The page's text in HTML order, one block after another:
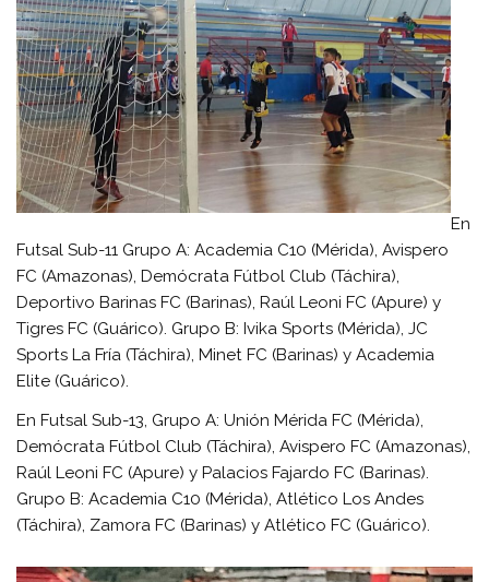
En
Futsal Sub-11 Grupo A: Academia C10 (Mérida), Avispero
FC (Amazonas), Demócrata Fútbol Club (Táchira),
Deportivo Barinas FC (Barinas), Raúl Leoni FC (Apure) y
Tigres FC (Guárico). Grupo B: Ivika Sports (Mérida), JC
Sports La Fría (Táchira), Minet FC (Barinas) y Academia
Elite (Guárico).
En Futsal Sub-13, Grupo A: Unión Mérida FC (Mérida),
Demócrata Fútbol Club (Táchira), Avispero FC (Amazonas),
Raúl Leoni FC (Apure) y Palacios Fajardo FC (Barinas).
Grupo B: Academia C10 (Mérida), Atlético Los Andes
(Táchira), Zamora FC (Barinas) y Atlético FC (Guárico).